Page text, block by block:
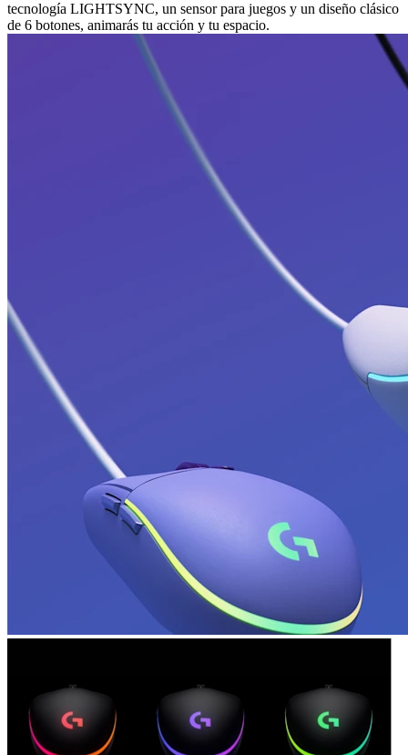
tecnología LIGHTSYNC, un sensor para juegos y un diseño clásico
de 6 botones, animarás tu acción y tu espacio.